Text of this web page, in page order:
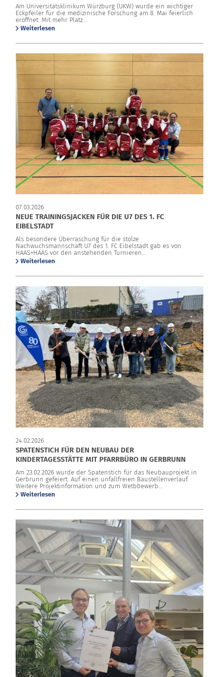
Am Universitätsklinikum Würzburg (UKW) wurde ein wichtiger
Eckpfeiler für die medizinische Forschung am 8. Mai feierlich
eröffnet: Mit mehr Platz...
Weiterlesen
07.03.2026
NEUE TRAININGSJACKEN FÜR DIE U7 DES 1. FC
EIBELSTADT
Als besondere Überraschung für die stolze
Nachwuchsmannschaft U7 des 1. FC Eibelstadt gab es von
HAAS+HAAS vor den anstehenden Turnieren...
Weiterlesen
24.02.2026
SPATENSTICH FÜR DEN NEUBAU DER
KINDERTAGESSTÄTTE MIT PFARRBÜRO IN GERBRUNN
Am 23.02.2026 wurde der Spatenstich für das Neubauprojekt in
Gerbrunn gefeiert. Auf einen unfallfreien Baustellenverlauf.
Weitere Projektinformation und zum Wetbbewerb...
Weiterlesen